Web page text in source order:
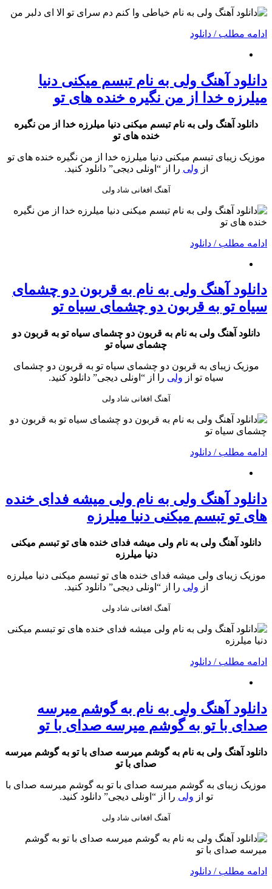
ادامه مطلب / دانلود
دانلود آهنگ ولی به نام تبسم میکنی دنیا
میلرزه خدا از من نگیره خنده های تو
دانلود آهنگ ولی به نام تبسم میکنی دنیا میلرزه خدا از من نگیره
خنده های تو
موزیک زیبای تبسم میکنی دنیا میلرزه خدا از من نگیره خنده های تو
از ولی را از “اونلی دیجی” دانلود کنید.
آهنگ افغانی شاد ولی
ادامه مطلب / دانلود
دانلود آهنگ ولی به نام به قربون دو چشمای
سیاه تو به قربون دو چشمای سیاه تو
دانلود آهنگ ولی به نام به قربون دو چشمای سیاه تو به قربون دو
چشمای سیاه تو
موزیک زیبای به قربون دو چشمای سیاه تو به قربون دو چشمای
سیاه تو از ولی را از “اونلی دیجی” دانلود کنید.
آهنگ افغانی شاد ولی
ادامه مطلب / دانلود
دانلود آهنگ ولی به نام ولی میشه فدای خنده
های تو تبسم میکنی دنیا میلرزه
دانلود آهنگ ولی به نام ولی میشه فدای خنده های تو تبسم میکنی
دنیا میلرزه
موزیک زیبای ولی میشه فدای خنده های تو تبسم میکنی دنیا میلرزه
از ولی را از “اونلی دیجی” دانلود کنید.
آهنگ افغانی شاد ولی
ادامه مطلب / دانلود
دانلود آهنگ ولی به نام به گوشم میرسه
صدای با تو به گوشم میرسه صدای با تو
دانلود آهنگ ولی به نام به گوشم میرسه صدای با تو به گوشم میرسه
صدای با تو
موزیک زیبای به گوشم میرسه صدای با تو به گوشم میرسه صدای با
تو از ولی را از “اونلی دیجی” دانلود کنید.
آهنگ افغانی شاد ولی
ادامه مطلب / دانلود